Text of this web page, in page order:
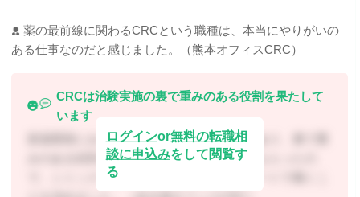
薬の最前線に関わるCRCという職種は、本当にやりがいの
ある仕事なのだと感じました。（熊本オフィスCRC）
CRCは治験実施の裏で重みのある役割を果たして
います
新薬開発において「治験」がとても重要であり、裏で重
みのある役割を果たしていることを教えてもらったの
で、シミックヘルスケア・インスティテュートで働くこ
ログインor無料の転職相
談に申込みをして閲覧す
る